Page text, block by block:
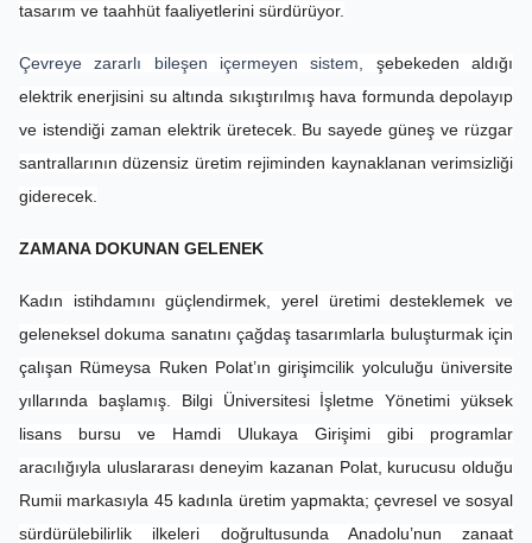
tasarım ve taahhüt faaliyetlerini sürdürüyor.
Çevreye zararlı bileşen içermeyen sistem, şebekeden aldığı
elektrik enerjisini su altında sıkıştırılmış hava formunda depolayıp
ve istendiği zaman elektrik üretecek. Bu sayede güneş ve rüzgar
santrallarının düzensiz üretim rejiminden kaynaklanan verimsizliği
giderecek.
ZAMANA DOKUNAN GELENEK
Kadın istihdamını güçlendirmek, yerel üretimi desteklemek ve
geleneksel dokuma sanatını çağdaş tasarımlarla buluşturmak için
çalışan Rümeysa Ruken Polat’ın girişimcilik yolculuğu üniversite
yıllarında başlamış. Bilgi Üniversitesi İşletme Yönetimi yüksek
lisans bursu ve Hamdi Ulukaya Girişimi gibi programlar
aracılığıyla uluslararası deneyim kazanan Polat, kurucusu olduğu
Rumii markasıyla 45 kadınla üretim yapmakta; çevresel ve sosyal
sürdürülebilirlik ilkeleri doğrultusunda Anadolu’nun zanaat